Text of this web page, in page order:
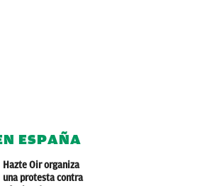
ESPAÑA
Hazte Oir organiza
una protesta contra